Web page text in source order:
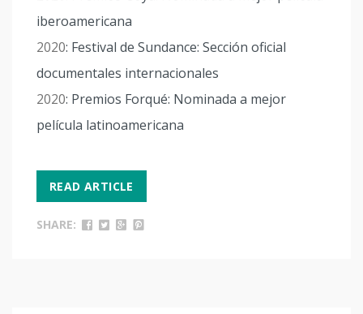
iberoamericana
2020: Festival de Sundance: Sección oficial
documentales internacionales
2020: Premios Forqué: Nominada a mejor
película latinoamericana
READ ARTICLE
SHARE: